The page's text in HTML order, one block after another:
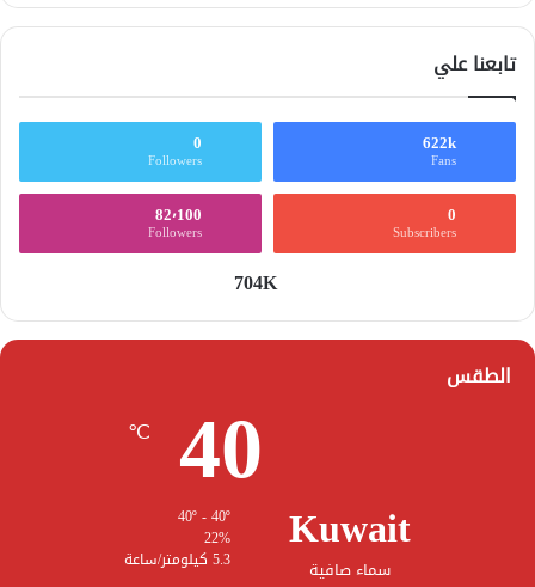
تابعنا علي
622k
Fans
0
Followers
0
Subscribers
82٬100
Followers
704K
الطقس
Kuwait
سماء صافية
40
℃
22%
5.3 كيلومتر/ساعة